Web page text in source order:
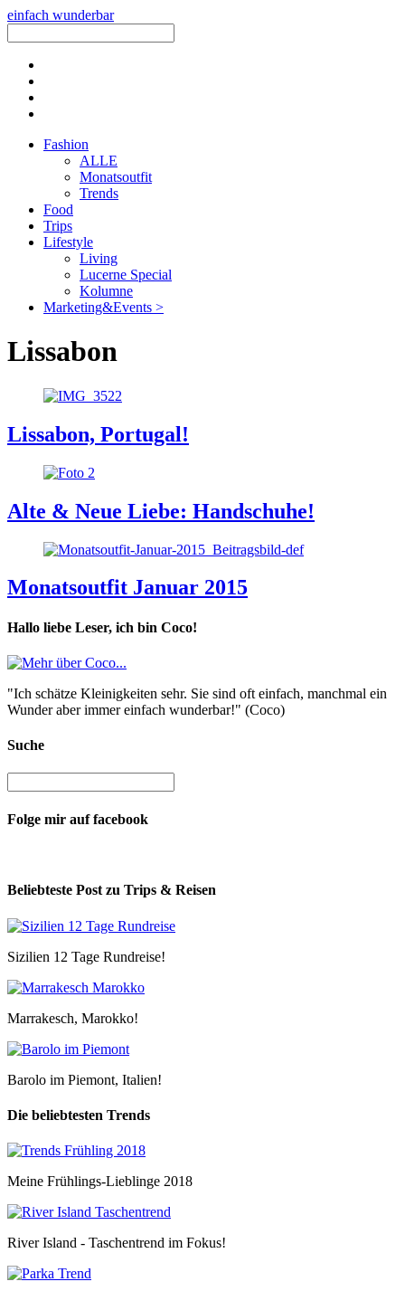
einfach wunderbar
Fashion
ALLE
Monatsoutfit
Trends
Food
Trips
Lifestyle
Living
Lucerne Special
Kolumne
Marketing&Events >
Lissabon
Lissabon, Portugal!
Alte & Neue Liebe: Handschuhe!
Monatsoutfit Januar 2015
Hallo liebe Leser, ich bin Coco!
"Ich schätze Kleinigkeiten sehr. Sie sind oft einfach, manchmal ein
Wunder aber immer einfach wunderbar!" (Coco)
Suche
Folge mir auf facebook
Beliebteste Post zu Trips & Reisen
Sizilien 12 Tage Rundreise!
Marrakesch, Marokko!
Barolo im Piemont, Italien!
Die beliebtesten Trends
Meine Frühlings-Lieblinge 2018
River Island - Taschentrend im Fokus!